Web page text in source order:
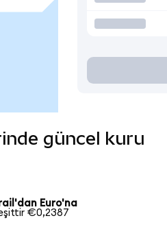
güncel kuru
Euro'na
€0,2387